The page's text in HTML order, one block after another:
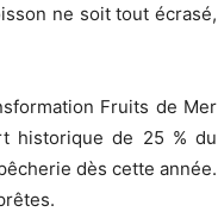
ne soit tout écrasé,
Fruits de Mer
historique de 25 % du
dès cette année.